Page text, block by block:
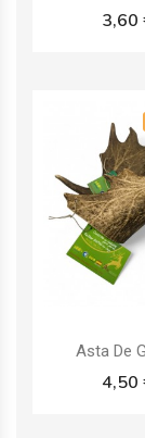
3,60
Asta De
4,50